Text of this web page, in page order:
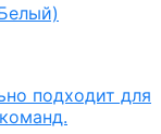
подходит для